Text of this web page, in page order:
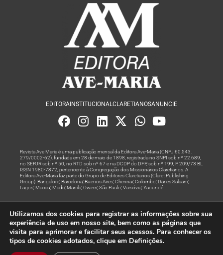
EDITORA INSTITUCIONALCLARETIANOSANUNCIE
Revista Ave Maria é uma publicação mensal da Editora Ave-Maria (CNPJ 60.543.
279/0002-62), fundada em 28 de maio de 1898, registrada no SNPI sob nº 22.689,
no SEPJR sob nº 50, no RTD sob nº 67 e na DCDP do DFP, sob nº 199, P. 209/73 BL
ISSN 1980-7872, pertencente à Congregação dos Missionários Claretianos. A
Editora Ave-Maria faz parte do Grupo de Editores Claretianos (Claret Publishing
Group). Bangalore; Barcelona; Buenos Aires; Chennai; Colombo; Dar es Salaam;
Lagos; Macau; Madri; Manila; Owerri; São Paulo; Varsóvia; Yaoundé.
Rede
© Todos os Direitos Reservados
Utilizamos dos cookies para registrar as informações sobre sua
experiência de uso em nosso site, bem como as páginas que
visita para aprimorar e facilitar seus acessos. Para conhecer os
tipos de cookies adotados, clique em Definições.